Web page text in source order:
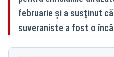
februarie și a susținut
suveraniste a fost o